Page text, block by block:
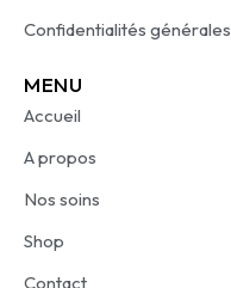
Confidentialités générales
MENU
Accueil
A propos
Nos soins
Shop
Contact